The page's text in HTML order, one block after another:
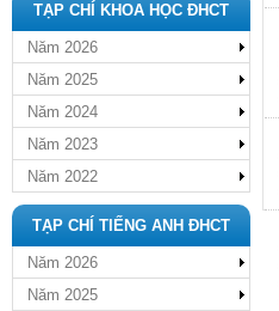
TẠP CHÍ KHOA HỌC ĐHCT
Năm 2026
Năm 2025
Năm 2024
Năm 2023
Năm 2022
TẠP CHÍ TIẾNG ANH ĐHCT
Năm 2026
Năm 2025